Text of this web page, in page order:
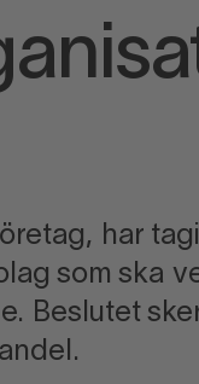
har
som ska
Beslutet